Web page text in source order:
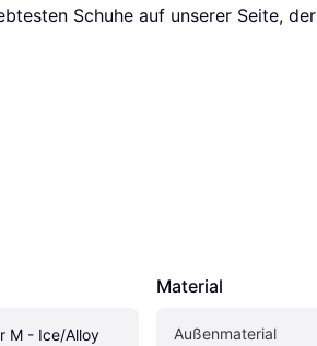
Schuhe auf unserer Seite, der
M - Ice/Alloy
Material
Außenmaterial